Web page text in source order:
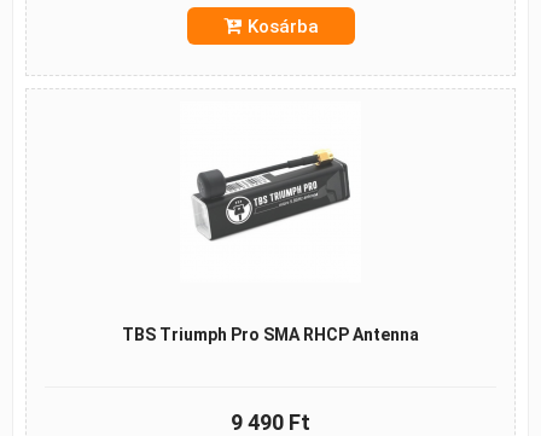
Kosárba
TBS Triumph Pro SMA RHCP Antenna
9 490 Ft